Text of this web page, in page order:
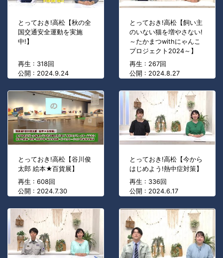
とっておき!高松【秋の全
国交通安全運動を実施
中!】
再生 : 318回
公開 : 2024.9.24
とっておき!高松【飼い主
のいない猫を増やさない!
～たかまつwithにゃんこ
プロジェクト2024～】
再生 : 267回
公開 : 2024.8.27
とっておき!高松【谷川俊
太郎 絵本★百貨展】
再生 : 608回
公開 : 2024.7.30
とっておき!高松【今から
はじめよう!熱中症対策】
再生 : 336回
公開 : 2024.6.17